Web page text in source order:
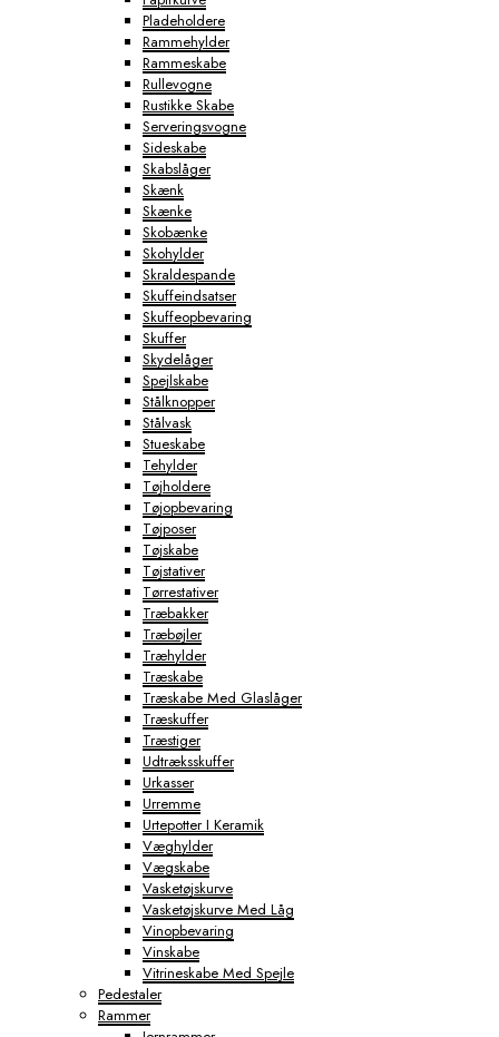
Pladeholdere
Rammehylder
Rammeskabe
Rullevogne
Rustikke Skabe
Serveringsvogne
Sideskabe
Skabslåger
Skænk
Skænke
Skobænke
Skohylder
Skraldespande
Skuffeindsatser
Skuffeopbevaring
Skuffer
Skydelåger
Spejlskabe
Stålknopper
Stålvask
Stueskabe
Tehylder
Tøjholdere
Tøjopbevaring
Tøjposer
Tøjskabe
Tøjstativer
Tørrestativer
Træbakker
Træbøjler
Træhylder
Træskabe
Træskabe Med Glaslåger
Træskuffer
Træstiger
Udtræksskuffer
Urkasser
Urremme
Urtepotter I Keramik
Væghylder
Vægskabe
Vasketøjskurve
Vasketøjskurve Med Låg
Vinopbevaring
Vinskabe
Vitrineskabe Med Spejle
Pedestaler
Rammer